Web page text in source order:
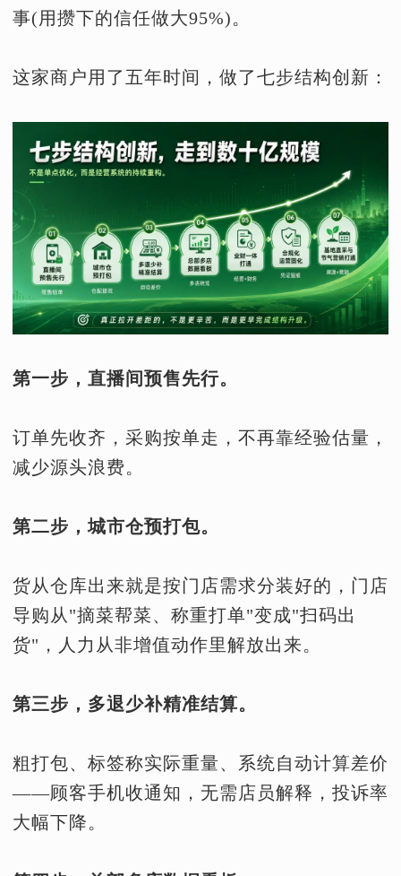
事(用攒下的信任做大95%)。
这家商户用了五年时间，做了七步结构创新：
第一步，直播间预售先行。
订单先收齐，采购按单走，不再靠经验估量，
减少源头浪费。
第二步，城市仓预打包。
货从仓库出来就是按门店需求分装好的，门店
导购从"摘菜帮菜、称重打单"变成"扫码出
货"，人力从非增值动作里解放出来。
第三步，多退少补精准结算。
粗打包、标签称实际重量、系统自动计算差价
——顾客手机收通知，无需店员解释，投诉率
大幅下降。